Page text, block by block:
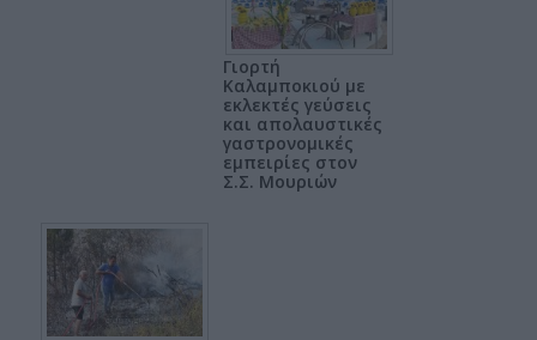
Γιορτή
Καλαμποκιού με
εκλεκτές γεύσεις
και απολαυστικές
γαστρονομικές
εμπειρίες στον
Σ.Σ. Μουριών